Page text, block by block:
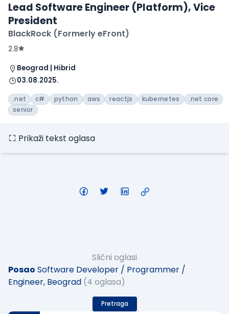
Lead Software Engineer (Platform), Vice
President
BlackRock (Formerly eFront)
2.8
Beograd | Hibrid
03.08.2025.
.net c# python aws reactjs kubernetes
.net core
senior
Prikaži tekst oglasa
Slični oglasi
Posao Software Developer / Programmer /
Engineer, Beograd (4 oglasa)
Pretraga